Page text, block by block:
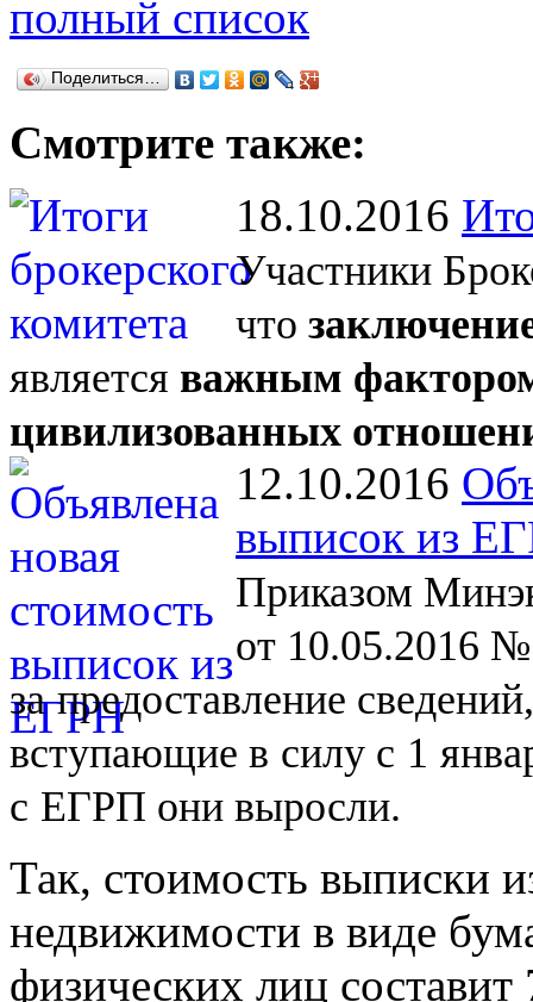
полный список
Поделиться…
Смотрите также:
18.10.2016
Участники
что
является важным
цивилизованных
12.10.2016
выписок из
Приказом
от 10.05.2016 №
за предоставление
вступающие в силу с 1
с ЕГРП они выросли.
Так, стоимость выписки
недвижимости в виде
физических лиц